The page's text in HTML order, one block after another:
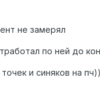
не замерял
по ней до
и синяков на